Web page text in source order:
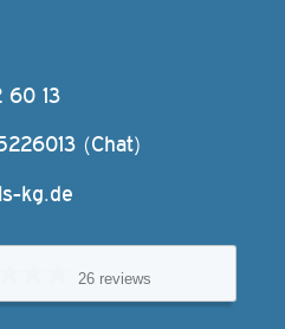
60 13
(Chat)
kg.de
26 reviews